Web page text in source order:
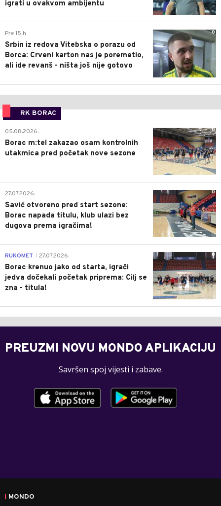
igrati u ovakvom ambijentu
0
Pre 15 h
Srbin iz redova Vitebska o porazu od
Borca: Crveni karton nas je poremetio,
ali ide revanš - ništa još nije gotovo
RK BORAC
0
05.08.2026.
Borac m:tel zakazao osam kontrolnih
utakmica pred početak nove sezone
0
27.07.2026.
Savić otvoreno pred start sezone:
Borac napada titulu, klub ulazi bez
dugova prema igračima!
0
RUKOMET 27.07.2026.
Borac krenuo jako od starta, igrači
jedva dočekali početak priprema: Cilj se
zna - titula!
PREUZMI NOVU MONDO APLIKACIJU
Savršen spoj vijesti i zabave.
MONDO